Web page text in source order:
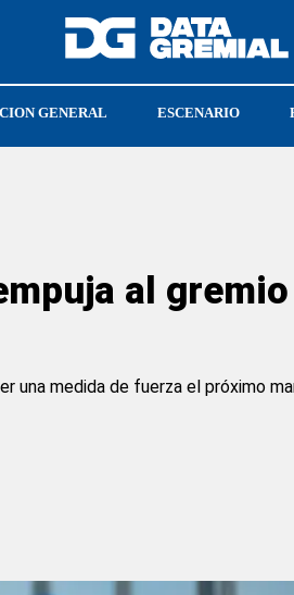
BASES CGT
GENERAL ESCENARIO
al
una medida de fuerza el próximo